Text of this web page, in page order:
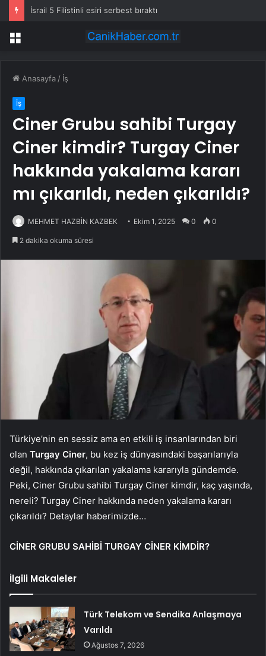
İsrail 5 Filistinli esiri serbest bıraktı
Menü
Anasayfa / İş
İş
Ciner Grubu sahibi Turgay
Ciner kimdir? Turgay Ciner
hakkında yakalama kararı
mı çıkarıldı, neden çıkarıldı?
MEHMET HAZBİN KAZBEK Ekim 1, 2025 0 0
2 dakika okuma süresi
Türkiye’nin en sessiz ama en etkili iş insanlarından biri
olan Turgay Ciner, bu kez iş dünyasındaki başarılarıyla
değil, hakkında çıkarılan yakalama kararıyla gündemde.
Peki, Ciner Grubu sahibi Turgay Ciner kimdir, kaç yaşında,
nereli? Turgay Ciner hakkında neden yakalama kararı
çıkarıldı? Detaylar haberimizde…
CİNER GRUBU SAHİBİ TURGAY CİNER KİMDİR?
İlgili Makaleler
Türk Telekom ve Sendika Anlaşmaya
Varıldı
Ağustos 7, 2026